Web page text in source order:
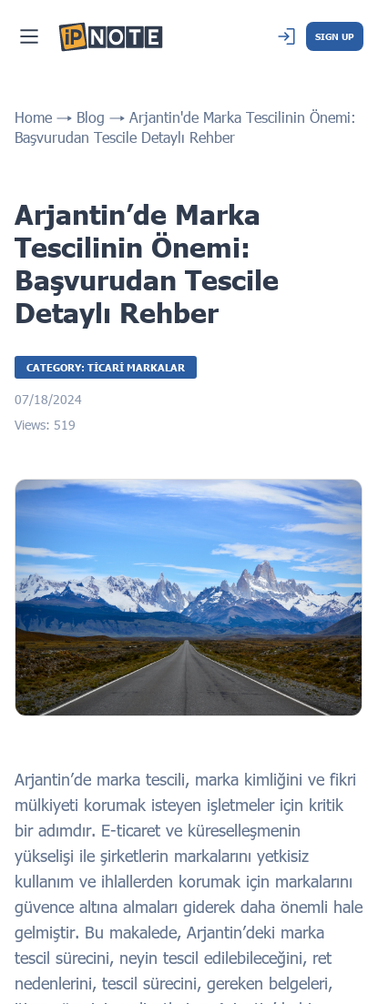
SIGN UP
Home Blog
Arjantin'de Marka Tescilinin Önemi:
Başvurudan Tescile Detaylı Rehber
Arjantin’de Marka
Tescilinin Önemi:
Başvurudan Tescile
Detaylı Rehber
CATEGORY: TICARI MARKALAR
07/18/2024
Views: 519
Arjantin’de marka tescili, marka kimliğini ve fikri
mülkiyeti korumak isteyen işletmeler için kritik
bir adımdır. E-ticaret ve küreselleşmenin
yükselişi ile şirketlerin markalarını yetkisiz
kullanım ve ihlallerden korumak için markalarını
güvence altına almaları giderek daha önemli hale
gelmiştir. Bu makalede, Arjantin’deki marka
tescil sürecini, neyin tescil edilebileceğini, ret
nedenlerini, tescil sürecini, gereken belgeleri,